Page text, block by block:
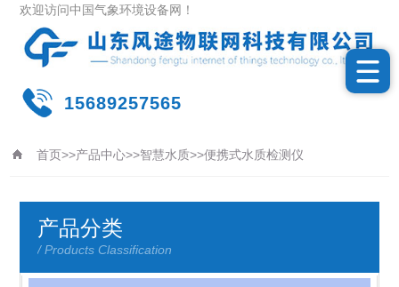
欢迎访问中国气象环境设备网！
15689257565
首页>>产品中心>>智慧水质>>便携式水质检测仪
产品分类
/ Products Classification